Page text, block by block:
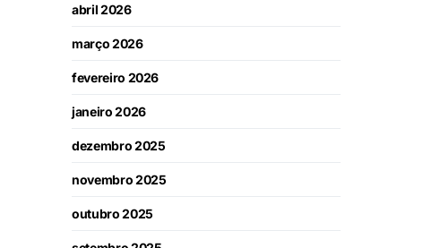
abril 2026
março 2026
fevereiro 2026
janeiro 2026
dezembro 2025
novembro 2025
outubro 2025